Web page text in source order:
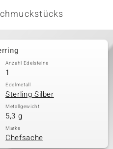
Anzahl Edelsteine
1
Edelmetall
Sterling Silber
Metallgewicht
5,3 g
Marke
Chefsache